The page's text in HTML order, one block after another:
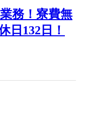
務！寮費無
日132日！